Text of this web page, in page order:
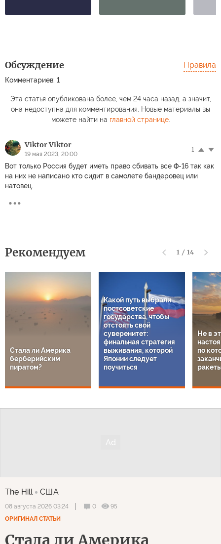
Обсуждение
Комментариев: 1
Правила
Эта статья опубликована более, чем 24 часа назад, а значит,
она недоступна для комментирования. Новые материалы вы
можете найти на главной странице.
Viktor Viktor
19 мая 2023, 20:00
1
Вот только Россия будет иметь право сбивать все Ф-16 так как
на них не написано кто сидит в самолете бандеровец или
натовец.
Рекомендуем 1 / 14
Стала ли Америка
берберийским
пиратом?
Какой путь выбрали
постсоветские
государства, чтобы
отстоять свой
суверенитет:
финальная стратегия
выживания, которой
Японии следует
поучиться
Не в
по
The Hill США
08 августа 2026 03:24 0
95
ОРИГИНАЛ СТАТЬИ
Стала ли Америка